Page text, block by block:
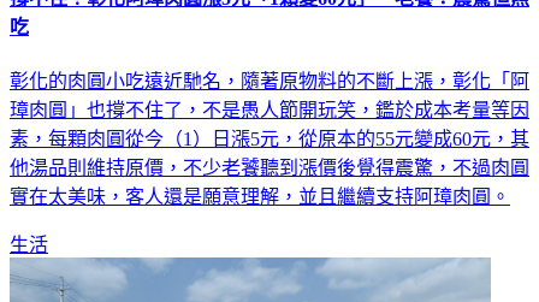
吃
彰化的肉圓小吃遠近馳名，隨著原物料的不斷上漲，彰化「阿
璋肉圓」也撐不住了，不是愚人節開玩笑，鑑於成本考量等因
素，每顆肉圓從今（1）日漲5元，從原本的55元變成60元，其
他湯品則維持原價，不少老饕聽到漲價後覺得震驚，不過肉圓
實在太美味，客人還是願意理解，並且繼續支持阿璋肉圓。
生活